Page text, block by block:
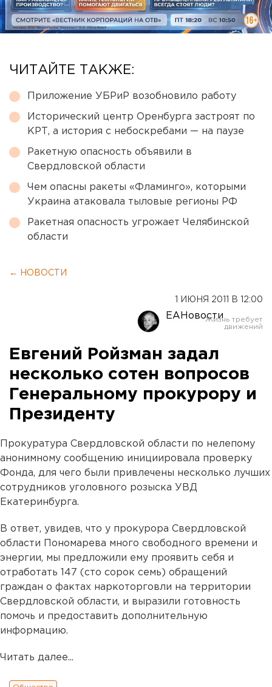
ЧИТАЙТЕ ТАКЖЕ:
Приложение УБРиР возобновило работу
Исторический центр Оренбурга застроят по
КРТ, а история с небоскребами — на паузе
Ракетную опасность объявили в
Свердловской области
Чем опасны ракеты «Фламинго», которыми
Украина атаковала тыловые регионы РФ
Ракетная опасность угрожает Челябинской
области
← НОВОСТИ
1 ИЮНЯ 2011 В 12:00
ЕАНовости
Евгений Ройзман задал
несколько сотен вопросов
Генеральному прокурору и
Президенту
Прокуратура Свердловской области по нелепому
анонимному сообщению инициировала проверку
Фонда, для чего были привлечены несколько лучших
сотрудников уголовного розыска УВД
Екатеринбурга.
В ответ, увидев, что у прокурора Свердловской
области Пономарева много свободного времени и
энергии, мы предложили ему проявить себя и
отработать 147 (сто сорок семь) обращений
граждан о фактах наркоторговли на территории
Свердловской области, и выразили готовность
помочь и предоставить дополнительную
информацию.
Читать далее...